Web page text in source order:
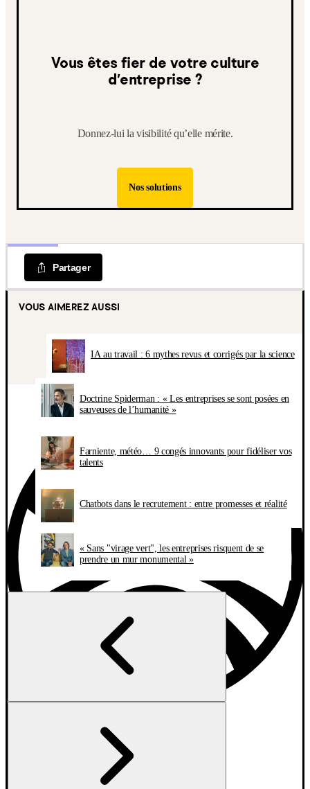
Vous êtes fier de votre culture
d’entreprise ?
Donnez-lui la visibilité qu’elle mérite.
Nos solutions
Partager
VOUS AIMEREZ AUSSI
IA au travail : 6 mythes revus et corrigés par la science
Doctrine Spiderman : « Les entreprises se sont posées en
sauveuses de l’humanité »
Farniente, météo… 9 congés innovants pour fidéliser vos
talents
Chatbots dans le recrutement : entre promesses et réalité
« Sans "virage vert", les entreprises risquent de se
prendre un mur monumental »
Vous cherchez un job
Explorer les entreprises
Jobs par type d'entreprise